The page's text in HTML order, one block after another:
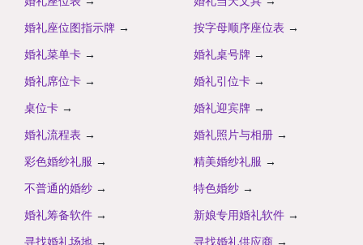
婚礼座位图指示牌 → 按字母顺序座位表 →
婚礼菜单卡 → 婚礼桌号牌 →
婚礼席位卡 → 婚礼引位卡 →
桌位卡 → 婚礼迎宾牌 →
婚礼流程表 → 婚礼照片与相册 →
彩色婚纱礼服 → 精美婚纱礼服 →
不普通的婚纱 → 特色婚纱 →
婚礼筹备软件 → 新娘专用婚礼软件 →